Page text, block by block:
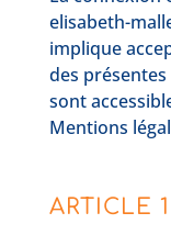
elisabeth-
implique
des
sont
Mentions
ARTICLE